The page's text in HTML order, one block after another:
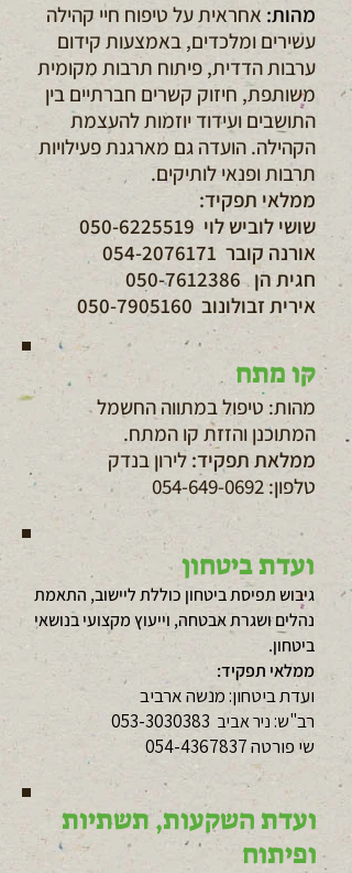
מהות: אחראית על טיפוח חיי קהילה
עשירים ומלכדים, באמצעות קידום
ערבות הדדית, פיתוח תרבות מקומית
משותפת, חיזוק קשרים חברתיים בין
התושבים ועידוד יוזמות להעצמת
הקהילה. הועדה גם מארגנת פעילויות
תרבות ופנאי לותיקים.
ממלאי תפקיד:
שושי לוביש לוי 050-6225519
אורנה קובר 054-2076171
חגית הן 050-7612386
אירית זבולונוב 050-7905160
קו מתח
מהות: טיפול במתווה החשמל
המתוכנן והזזת קו המתח.
ממלאת תפקיד: לירון בנדק
טלפון:054-649-0692
ועדת ביטחון
גיבוש תפיסת ביטחון כוללת ליישוב, התאמת
נהלים ושגרת אבטחה, וייעוץ מקצועי בנושאי
ביטחון.
ממלאי תפקיד:
ועדת ביטחון: מנשה ארביב
רב"ש:ניר אביב 053-3030383
שי פורטה054-4367837
ועדת השקעות, תשתיות
ופיתוח